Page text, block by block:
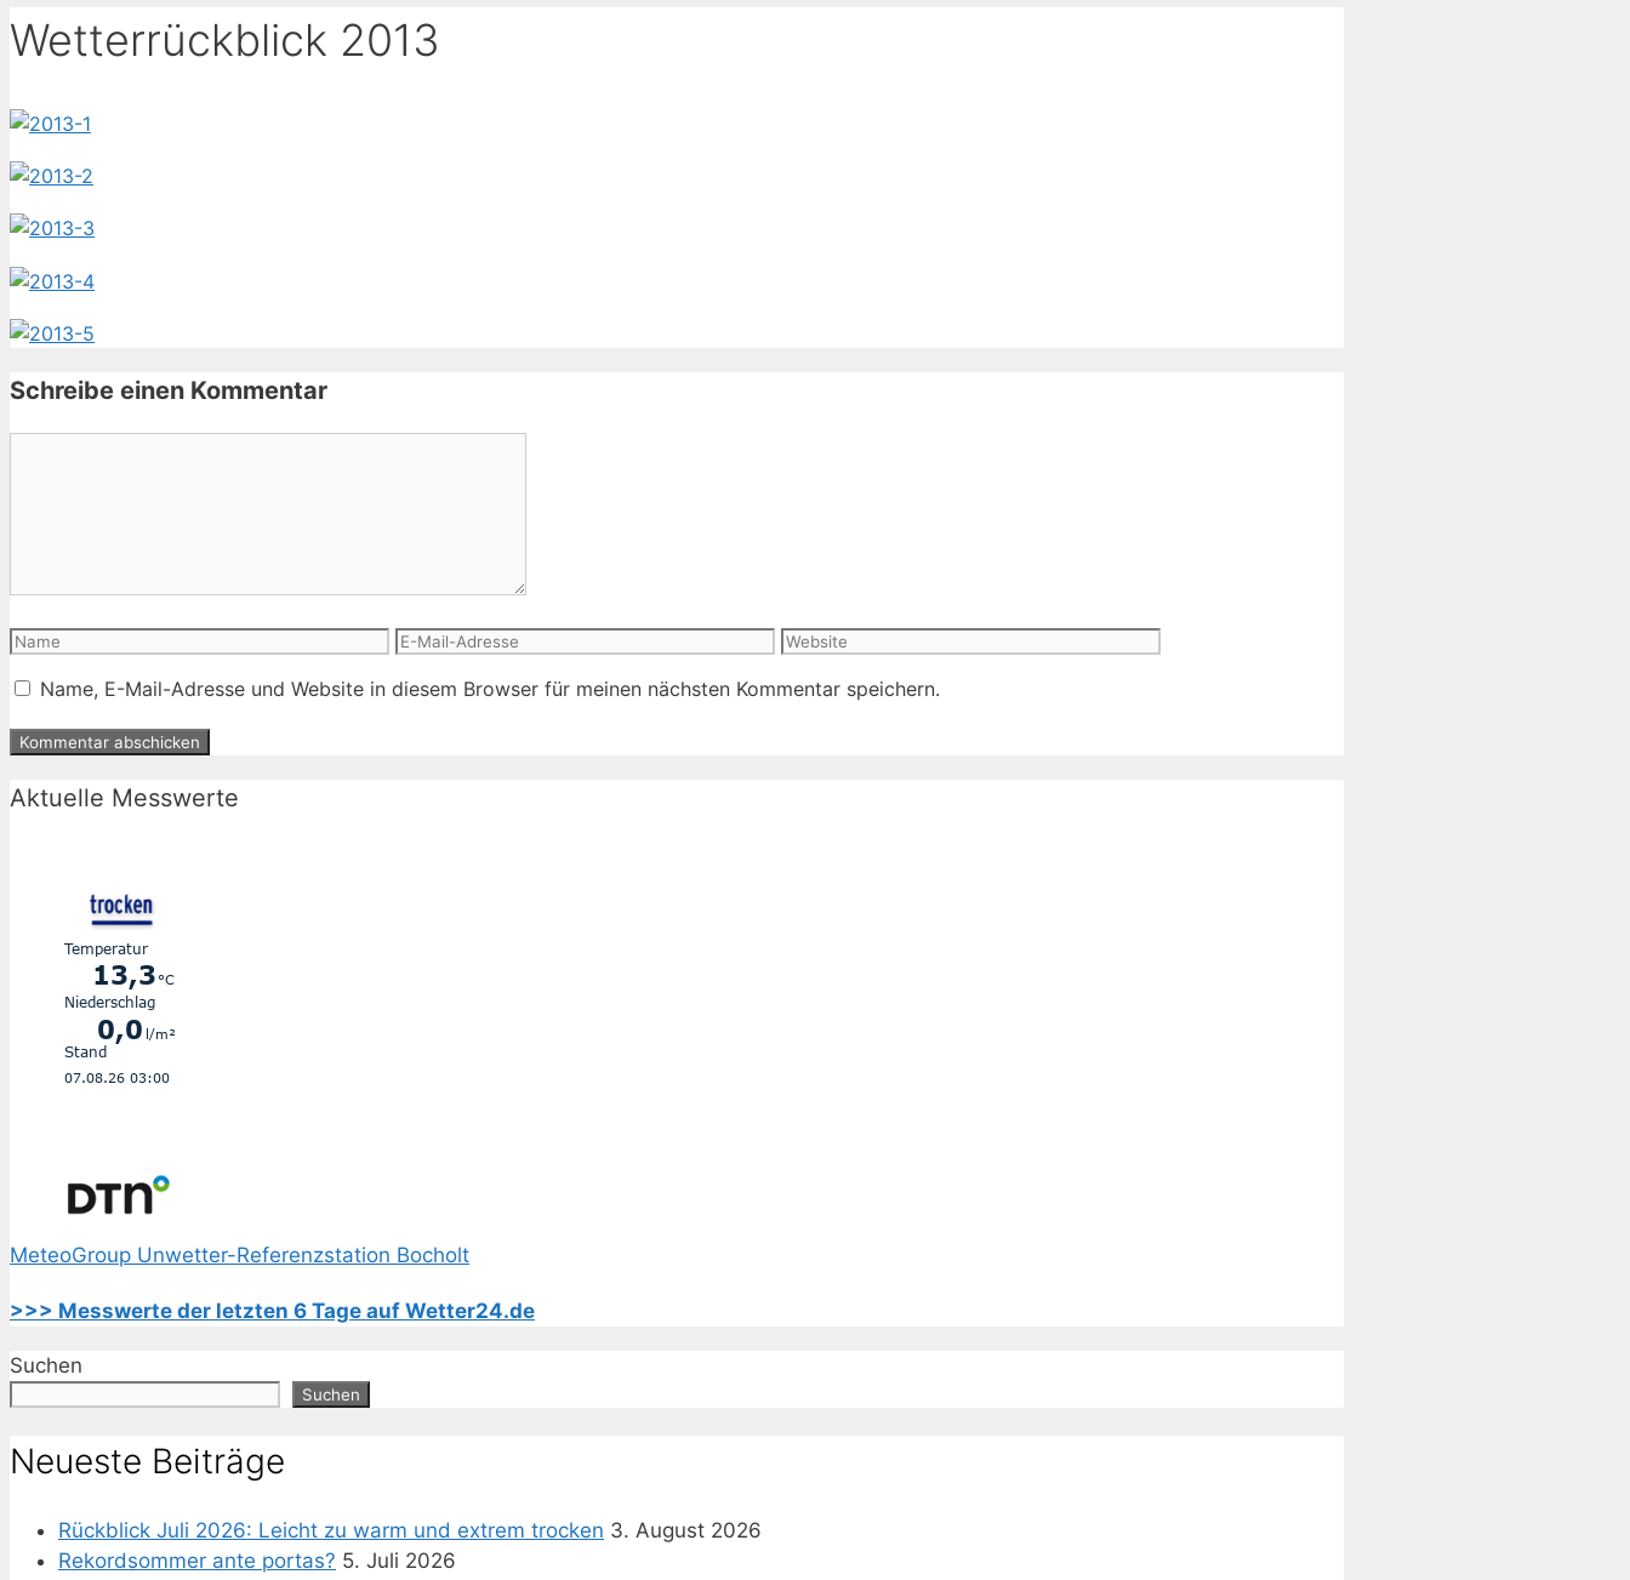
Wetterrückblick 2013
Schreibe einen Kommentar
Name
E-
Adresse
Website
Name, E-Mail-Adresse und Website in diesem Browser für meinen nächsten Kommentar speichern.
Aktuelle Messwerte
MeteoGroup Unwetter-Referenzstation Bocholt
>>> Messwerte der letzten 6 Tage auf Wetter24.de
Suchen
Suchen
Neueste Beiträge
Rückblick Juli 2026: Leicht zu warm und extrem trocken 3. August 2026
Rekordsommer ante portas? 5. Juli 2026